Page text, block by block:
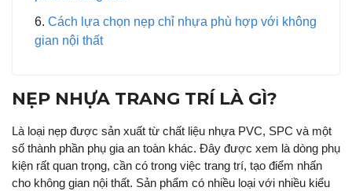
Cách lựa chọn nẹp chỉ nhựa phù hợp với không
gian nội thất
NẸP NHỰA TRANG TRÍ LÀ GÌ?
Là loại nẹp được sản xuất từ chất liệu nhựa PVC, SPC và một
số thành phần phụ gia an toàn khác. Đây được xem là dòng phụ
kiện rất quan trọng, cần có trong việc trang trí, tạo điểm nhấn
cho không gian nội thất. Sản phẩm có nhiều loại với nhiều kiểu